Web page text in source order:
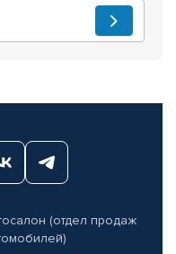
(отдел продаж